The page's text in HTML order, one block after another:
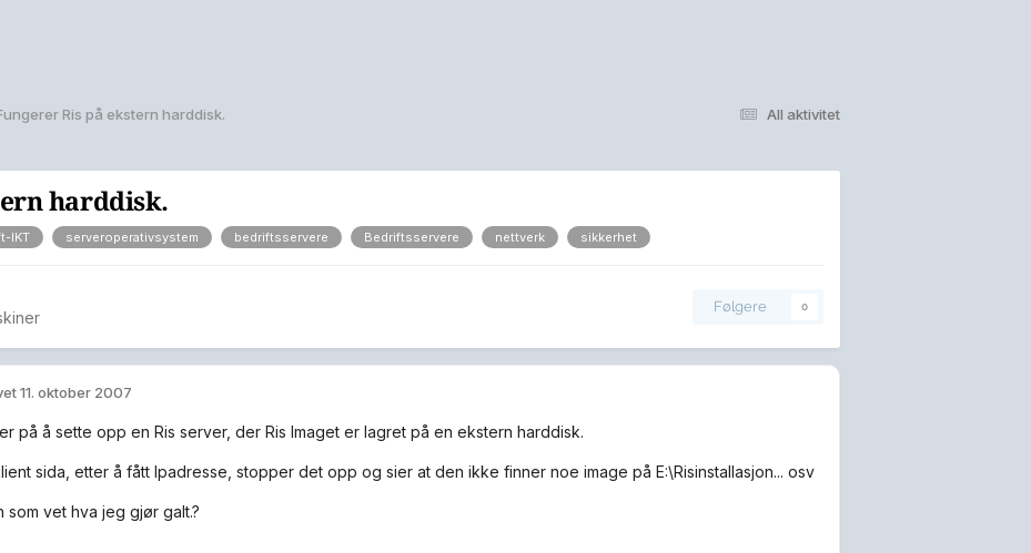
All aktivitet
Ris på ekstern harddisk.
harddisk.
IKT serveroperativsystem bedriftsservere Bedriftsservere nettverk sikkerhet
Følgere 0
11. oktober 2007
på å sette opp en Ris server, der Ris Imaget er lagret på en ekstern harddisk.
sida, etter å fått Ipadresse, stopper det opp og sier at den ikke finner noe image på E:\Risinstallasjon... osv
som vet hva jeg gjør galt.?